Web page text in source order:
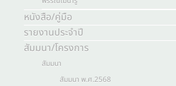
หนังสือ/คู่มือ
รายงานประจำปี
สัมมนา/โครงการ
สัมมนา
สัมมนา พ.ศ.2568